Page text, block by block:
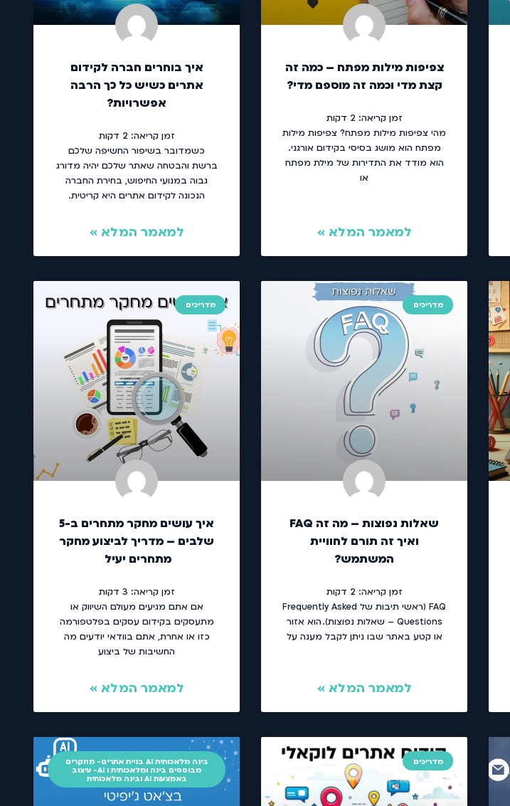
צפיפות מילות מפתח – כמה זה
קצת מדי וכמה זה מוספם מדי?
זמן קריאה: 2 דקות
מהי צפיפות מילות מפתח? צפיפות מילות
מפתח הוא מושג בסיסי בקידום אורגני.
הוא מודד את התדירות של מילת מפתח
או
למאמר המלא »
איך בוחרים חברה לקידום
אתרים כשיש כל כך הרבה
אפשרויות?
זמן קריאה: 2 דקות
כשמדובר בשיפור החשיפה שלכם
ברשת והבטחה שאתר שלכם יהיה מדורג
גבוה במנועי החיפוש, בחירת החברה
הנכונה לקידום אתרים היא קריטית.
למאמר המלא »
מדריכים
שאלות נפוצות – מה זה FAQ
ואיך זה תורם לחוויית
המשתמש?
זמן קריאה: 2 דקות
FAQ (ראשי תיבות של Frequently Asked
Questions – שאלות נפוצות). הוא אזור
או קטע באתר שבו ניתן לקבל מענה על
למאמר המלא »
מדריכים
איך עושים מחקר מתחרים ב-5
שלבים – מדריך לביצוע מחקר
מתחרים יעיל
זמן קריאה: 3 דקות
אם אתם מגיעים מעולם השיווק או
מתעסקים בקידום עסקים בפלטפורמה
כזו או אחרת, אתם בוודאי יודעים מה
החשיבות של ביצוע
למאמר המלא »
מדריכים
בינה מלאכותית AI בניית אתרים- מחקרים
מבוססים בינה ומלאכותית ו AI- עיצוב
באמצעות AI ובינה מלאכותית